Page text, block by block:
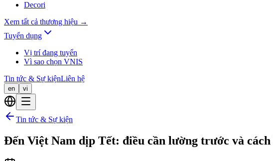
Decori
Xem tất cả thương hiệu →
Tuyển dụng
Vị trí đang tuyển
Vì sao chọn VNIS
Tin tức & Sự kiệnLiên hệ
en vi
Tin tức & Sự kiện
Đến Việt Nam dịp Tết: điều cần lường trước và cách